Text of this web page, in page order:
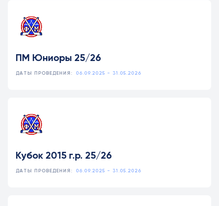
ПМ Юниоры 25/26
ДАТЫ ПРОВЕДЕНИЯ: 06.09.2025 - 31.05.2026
Кубок 2015 г.р. 25/26
ДАТЫ ПРОВЕДЕНИЯ: 06.09.2025 - 31.05.2026